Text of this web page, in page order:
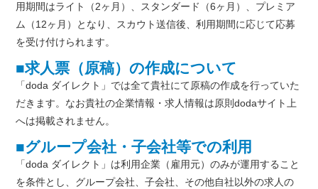
用期間はライト（2ヶ月）、スタンダード（6ヶ月）、プレミア
ム（12ヶ月）となり、スカウト送信後、利用期間に応じて応募
を受け付けられます。
■求人票（原稿）の作成について
「doda ダイレクト」では全て貴社にて原稿の作成を行っていた
だきます。なお貴社の企業情報・求人情報は原則dodaサイト上
へは掲載されません。
■グループ会社・子会社等での利用
「doda ダイレクト」は利用企業（雇用元）のみが運用すること
を条件とし、グループ会社、子会社、その他自社以外の求人の